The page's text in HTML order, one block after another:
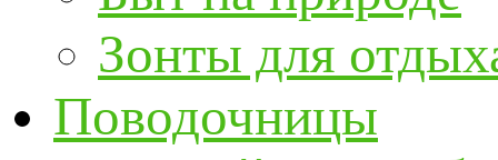
Зонты для
Поводочницы